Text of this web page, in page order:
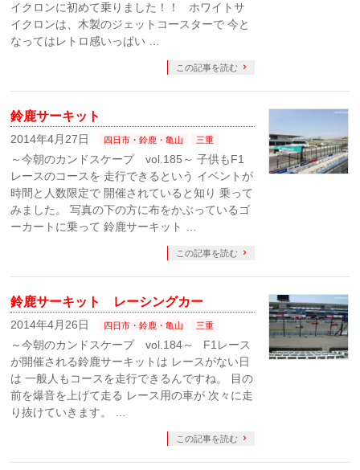
イクロンに初めて乗りました！！ ホワイトサ
イクロンは、木製のジェットコースターで 今と
なってはレトロ感いっぱい …
この記事を読む
鈴鹿サーキット
2014年4月27日 四日市・鈴鹿・亀山 三重
～今朝のカンドスケープ vol.185～ 子供もF1
レースのコースを 走行できるという イベントが
時間と人数限定で 開催されていると知り 乗って
みました。 写真の下の方に布をかぶっているゴ
ーカートに乗って 鈴鹿サーキット …
この記事を読む
鈴鹿サーキット レーシングカー
2014年4月26日 四日市・鈴鹿・亀山 三重
～今朝のカンドスケープ vol.184～ F1レース
が開催される鈴鹿サーキットは レースがない日
は 一般人もコースを走行できるんですね。 目の
前を爆音を上げて走る レース用の車が 次々に走
り抜けていきます。 …
この記事を読む